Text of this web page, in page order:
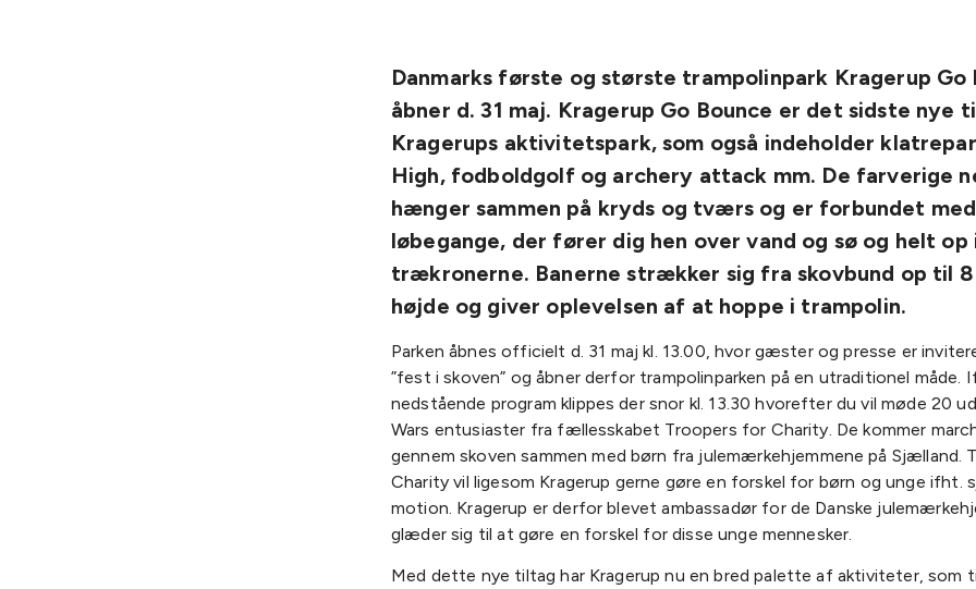
Danmarks første og største trampolinpark Kragerup Go
åbner d. 31 maj. Kragerup Go Bounce er det sidste nye
Kragerups aktivitetspark, som også indeholder
High, fodboldgolf og archery attack mm. De farverige
hænger sammen på kryds og tværs og er forbundet
løbegange, der fører dig hen over vand og sø og helt op
trækronerne. Banerne strækker sig fra skovbund op til
højde og giver oplevelsen af at hoppe i trampolin.
Parken åbnes officielt d. 31 maj kl. 13.00, hvor gæster og presse er
”fest i skoven” og åbner derfor trampolinparken på en utraditionel måde.
nedstående program klippes der snor kl. 13.30 hvorefter du vil møde 20
Wars entusiaster fra fællesskabet Troopers for Charity. De kommer
gennem skoven sammen med børn fra julemærkehjemmene på Sjælland.
Charity vil ligesom Kragerup gerne gøre en forskel for børn og unge ifht.
motion. Kragerup er derfor blevet ambassadør for de Danske
glæder sig til at gøre en forskel for disse unge mennesker.
Med dette nye tiltag har Kragerup nu en bred palette af aktiviteter, som